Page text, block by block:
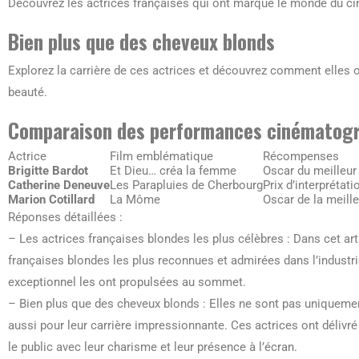
Découvrez les actrices françaises qui ont marqué le monde du
Bien plus que des cheveux blonds
Explorez la carrière de ces actrices et découvrez comment
beauté.
Comparaison des performances
Actrice Film emblématique
Récompenses
Brigitte Bardot
Et Dieu… créa la femme
Oscar du
Catherine DeneuveLes Parapluies de CherbourgPrix
Marion Cotillard
La Môme
Oscar de la
Réponses détaillées :
– Les actrices françaises blondes les plus célèbres : Dans cet
françaises blondes les plus reconnues et admirées dans
exceptionnel les ont propulsées au sommet.
– Bien plus que des cheveux blonds : Elles ne sont pas
aussi pour leur carrière impressionnante. Ces actrices ont
le public avec leur charisme et leur présence à l’écran.